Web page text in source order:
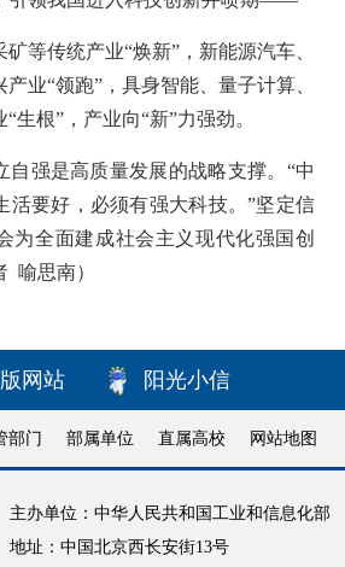
等传统产业“焕新”，新能源汽车、
业“领跑”，具身智能、量子计算、
生根”，产业向“新”力强劲。
自强是高质量发展的战略支撑。“中
活要好，必须有强大科技。”坚定信
为全面建成社会主义现代化强国创
喻思南）
网站 阳光小信
部门 部属单位 直属高校 网站地图
主办单位：中华人民共和国工业和信息化部
地址：中国北京西长安街13号